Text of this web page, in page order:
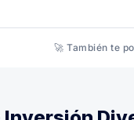
🚀 También te